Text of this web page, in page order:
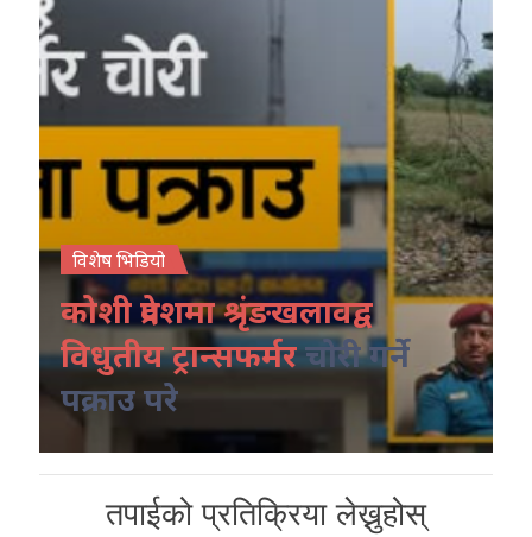
विशेष भिडियो
कोशी प्रदेशमा श्रृंङखलावद्व
विधुतीय ट्रान्सफर्मरचोरी गर्ने
पक्राउ परे
तपाईको प्रतिक्रिया लेख्नुहोस्